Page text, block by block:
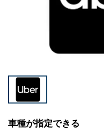
車種が指定できる